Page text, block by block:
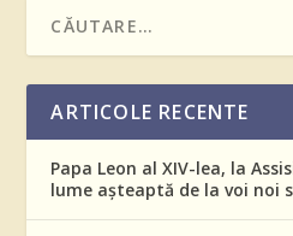
ARTICOLE RECENTE
Papa Leon al XIV-lea, la
lume așteaptă de la voi noi